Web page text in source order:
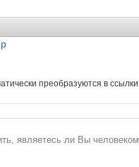
преобразуются в ссылки.
являетесь ли Вы